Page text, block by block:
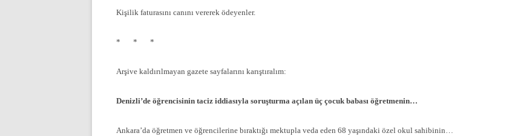
Kişilik faturasını canını vererek ödeyenler.
* * *
Arşive kaldırılmayan gazete sayfalarını karıştıralım:
Denizli’de öğrencisinin taciz iddiasıyla soruşturma açılan üç çocuk babası öğretmenin…
Ankara’da öğretmen ve öğrencilerine bıraktığı mektupla veda eden 68 yaşındaki özel okul sahibinin…